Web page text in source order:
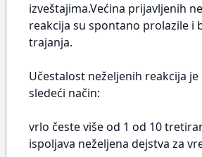
izveštajima.Većina prijavljenih
reakcija su spontano prolazile i
trajanja.
Učestalost neželjenih reakcija
sledeći način:
vrlo česte više od 1 od 10
ispoljava neželjena dejstva za